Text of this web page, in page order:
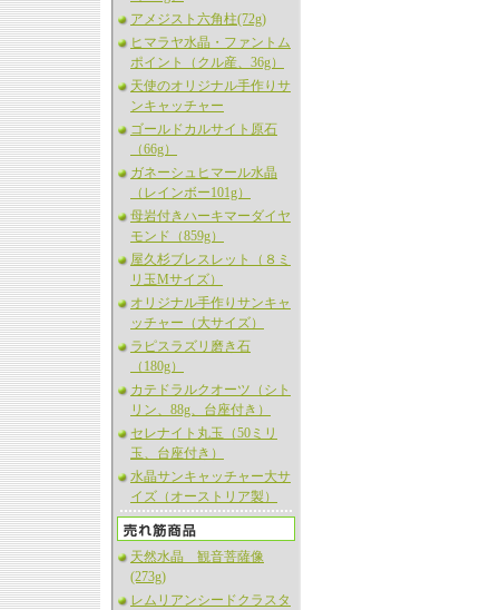
アメジスト六角柱(72g)
ヒマラヤ水晶・ファントム
ポイント（クル産、36g）
天使のオリジナル手作りサ
ンキャッチャー
ゴールドカルサイト原石
（66g）
ガネーシュヒマール水晶
（レインボー101g）
母岩付きハーキマーダイヤ
モンド（859g）
屋久杉ブレスレット（８ミ
リ玉Mサイズ）
オリジナル手作りサンキャ
ッチャー（大サイズ）
ラピスラズリ磨き石
（180g）
カテドラルクオーツ（シト
リン、88g、台座付き）
セレナイト丸玉（50ミリ
玉、台座付き）
水晶サンキャッチャー大サ
イズ（オーストリア製）
天然水晶 観音菩薩像
(273g)
レムリアンシードクラスタ